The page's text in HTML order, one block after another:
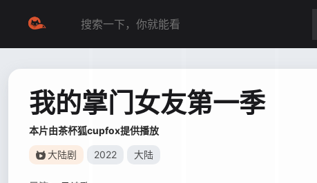
我的掌门女友第一季
本片由茶杯狐cupfox提供播放
大陆剧 2022 大陆